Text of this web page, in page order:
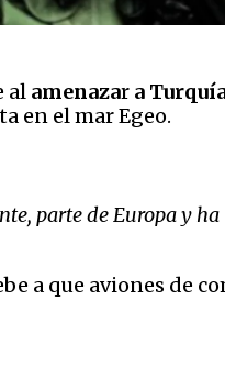
al amenazar a
en el mar Egeo.
parte de Europa y
a que aviones de